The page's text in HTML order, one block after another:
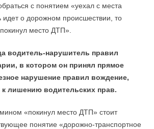
с понятием «уехал с места
идет о дорожном происшествии, то
место ДТП».
водитель-нарушитель правил
в котором он принял прямое
нарушение правил вождение,
к лишению водительских прав.
«покинул место ДТП» стоит
понятие «дорожно-транспортное